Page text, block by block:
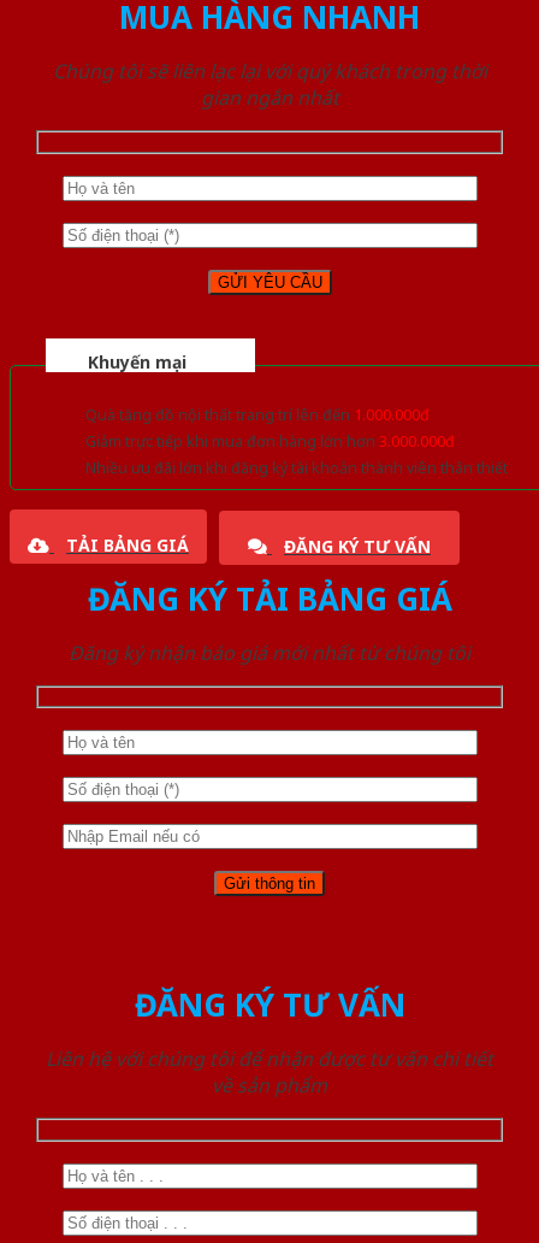
MUA HÀNG NHANH
Chúng tôi sẽ liên lạc lại với quý khách trong thời
gian ngắn nhất
Khuyến mại
Quà tặng đồ nội thất trang trí lên đến 1.000.000đ
Giảm trực tiếp khi mua đơn hàng lớn hơn 3.000.000đ
Nhiều ưu đãi lớn khi đăng ký tài khoản thành viên thân thiết
TẢI BẢNG GIÁ ĐĂNG KÝ TƯ VẤN
ĐĂNG KÝ TẢI BẢNG GIÁ
Đăng ký nhận báo giá mới nhất từ chúng tôi
ĐĂNG KÝ TƯ VẤN
Liên hệ với chúng tôi để nhận được tư vấn chi tiết
về sản phẩm